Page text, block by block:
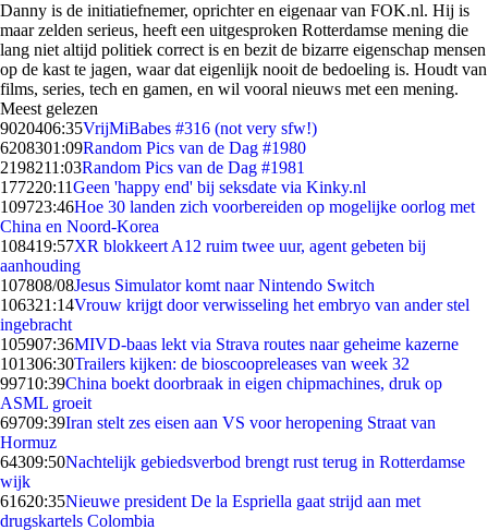
Danny is de initiatiefnemer, oprichter en eigenaar van FOK.nl. Hij is
maar zelden serieus, heeft een uitgesproken Rotterdamse mening die
lang niet altijd politiek correct is en bezit de bizarre eigenschap mensen
op de kast te jagen, waar dat eigenlijk nooit de bedoeling is. Houdt van
films, series, tech en gamen, en wil vooral nieuws met een mening.
Meest gelezen
9020406:35VrijMiBabes #316 (not very sfw!)
6208301:09Random Pics van de Dag #1980
2198211:03Random Pics van de Dag #1981
177220:11Geen 'happy end' bij seksdate via Kinky.nl
109723:46Hoe 30 landen zich voorbereiden op mogelijke oorlog met
China en Noord-Korea
108419:57XR blokkeert A12 ruim twee uur, agent gebeten bij
aanhouding
107808/08Jesus Simulator komt naar Nintendo Switch
106321:14Vrouw krijgt door verwisseling het embryo van ander stel
ingebracht
105907:36MIVD-baas lekt via Strava routes naar geheime kazerne
101306:30Trailers kijken: de bioscoopreleases van week 32
99710:39China boekt doorbraak in eigen chipmachines, druk op
ASML groeit
69709:39Iran stelt zes eisen aan VS voor heropening Straat van
Hormuz
64309:50Nachtelijk gebiedsverbod brengt rust terug in Rotterdamse
wijk
61620:35Nieuwe president De la Espriella gaat strijd aan met
drugskartels Colombia